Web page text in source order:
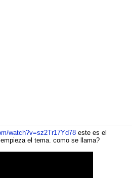
watch?v=sz2Tr17Yd78 este es el
el tema. como se llama?